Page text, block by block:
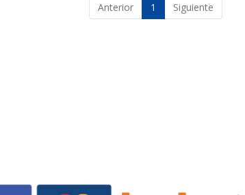
Anterior 1 Siguiente